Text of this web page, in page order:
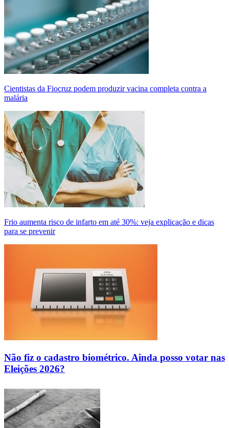
Cientistas da Fiocruz podem produzir vacina completa contra a
malária
Frio aumenta risco de infarto em até 30%: veja explicação e dicas
para se prevenir
Não fiz o cadastro biométrico. Ainda posso votar nas
Eleições 2026?